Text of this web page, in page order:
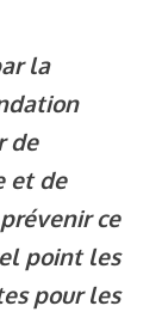
la
de
et de
ce
point les
pour les